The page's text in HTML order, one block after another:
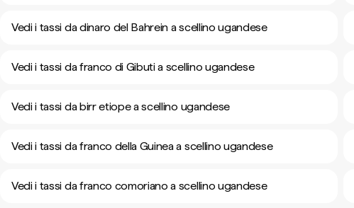
Vedi i tassi da dinaro del Bahrein a scellino ugandese
Vedi i tassi da franco di Gibuti a scellino ugandese
Vedi i tassi da birr etiope a scellino ugandese
Vedi i tassi da franco della Guinea a scellino ugandese
Vedi i tassi da franco comoriano a scellino ugandese